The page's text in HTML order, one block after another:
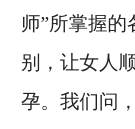
师”所掌握
别，让女人
孕。我们问